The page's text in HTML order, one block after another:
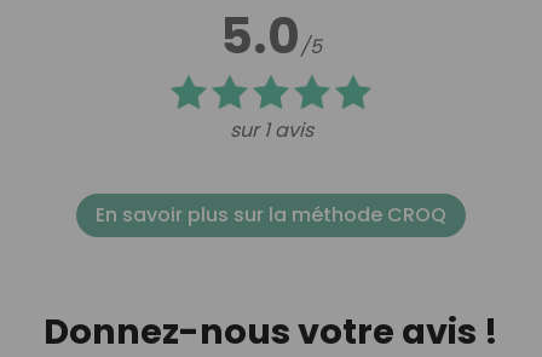
5.0/5
sur 1 avis
En savoir plus sur la méthode CROQ
Donnez-nous votre avis !